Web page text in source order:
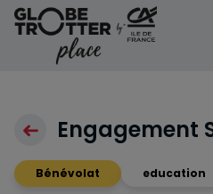
Aller au contenu
Engagement
Bénévolat education